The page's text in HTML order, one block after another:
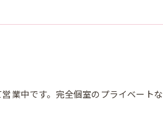
業中です。完全個室のプライベートな